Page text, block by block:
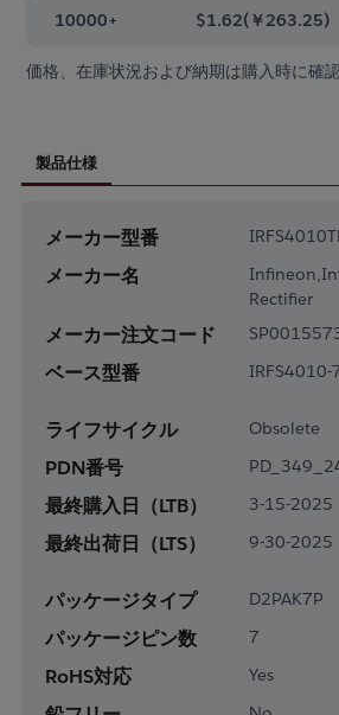
10000+ $1.62(￥263.25)
価格、在庫状況および納期は購入時に確
製品仕様
メーカー型番
メーカー名
Rectifier
メーカー注文コード
ベース型番 IRFS4010-
ライフサイクル Obsolete
PDN番号
最終購入日（LTB） 3-15-2025
最終出荷日（LTS） 9-30-2025
パッケージタイプ D2PAK7P
パッケージピン数 7
RoHS対応 Yes